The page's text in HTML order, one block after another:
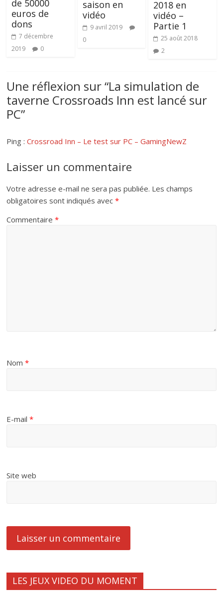
de 50000
euros de
dons
7 décembre
2019
0
saison en
vidéo
9 avril 2019
0
2018 en
vidéo –
Partie 1
25 août 2018
2
Une réflexion sur “La simulation de
taverne Crossroads Inn est lancé sur
PC”
Ping :Crossroad Inn – Le test sur PC – GamingNewZ
Laisser un commentaire
Votre adresse e-mail ne sera pas publiée. Les champs
obligatoires sont indiqués avec*
Commentaire*
Nom*
E-mail*
Site web
LES JEUX VIDEO DU MOMENT